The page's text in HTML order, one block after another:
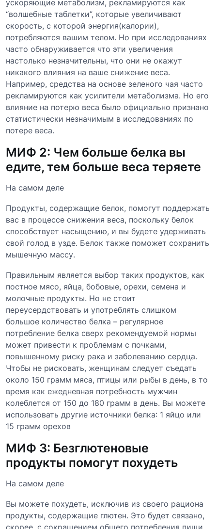
ускоряющие метаболизм, рекламируются как
“волшебные таблетки”, которые увеличивают
скорость, с которой энергия(калории),
потребляются вашим телом. Но при исследованиях
часто обнаруживается что эти увеличения
настолько незначительны, что они не окажут
никакого влияния на ваше снижение веса.
Например, средства на основе зеленого чая часто
рекламируются как усилители метаболизма. Но его
влияние на потерю веса было официально признано
статистически незначимым в исследованиях по
потере веса.
МИФ 2: Чем больше белка вы
едите, тем больше веса теряете
На самом деле
Продукты, содержащие белок, помогут поддержать
вас в процессе снижения веса, поскольку белок
способствует насыщению, и вы будете удерживать
свой голод в узде. Белок также поможет сохранить
мышечную массу.
Правильным является выбор таких продуктов, как
постное мясо, яйца, бобовые, орехи, семена и
молочные продукты. Но не стоит
переусердствовать и употреблять слишком
большое количество белка – регулярное
потребление белка сверх рекомендуемой нормы
может привести к проблемам с почками,
повышенному риску рака и заболеванию сердца.
Чтобы не рисковать, женщинам следует съедать
около 150 грамм мяса, птицы или рыбы в день, в то
время как ежедневная потребность мужчин
колеблется от 150 до 180 грамм в день. Вы можете
использовать другие источники белка: 1 яйцо или
15 грамм орехов
МИФ 3: Безглютеновые
продукты помогут похудеть
На самом деле
Вы можете похудеть, исключив из своего рациона
продукты, содержащие глютен. Это будет связано,